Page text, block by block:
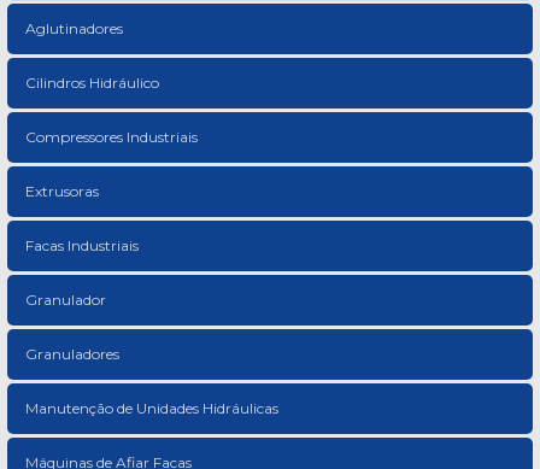
Aglutinadores
Cilindros Hidráulico
Compressores Industriais
Extrusoras
Facas Industriais
Granulador
Granuladores
Manutenção de Unidades Hidráulicas
Máquinas de Afiar Facas